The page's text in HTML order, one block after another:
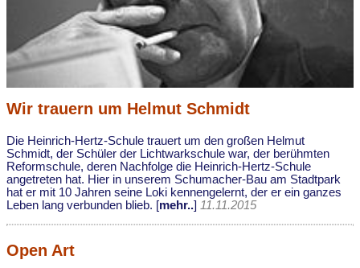
Wir trauern um Helmut Schmidt
Die Heinrich-Hertz-Schule trauert um den großen Helmut
Schmidt, der Schüler der Lichtwarkschule war, der berühmten
Reformschule, deren Nachfolge die Heinrich-Hertz-Schule
angetreten hat. Hier in unserem Schumacher-Bau am Stadtpark
hat er mit 10 Jahren seine Loki kennengelernt, der er ein ganzes
Leben lang verbunden blieb. [mehr..] 11.11.2015
Open Art